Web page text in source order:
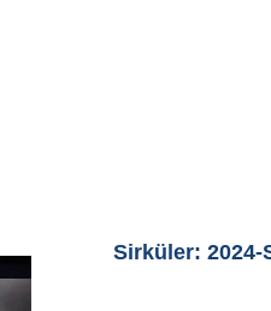
Sirküler: 2024-